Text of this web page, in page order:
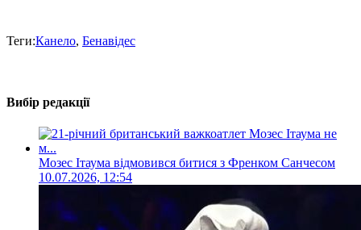
Теги:Канело, Бенавідес
Вибір редакції
Мозес Ітаума відмовився битися з Френком Санчесом
10.07.2026, 12:54